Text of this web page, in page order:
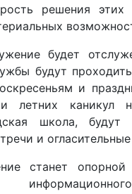
решения этих
будет
будут
и
летних каникул
школа, будут
и
станет